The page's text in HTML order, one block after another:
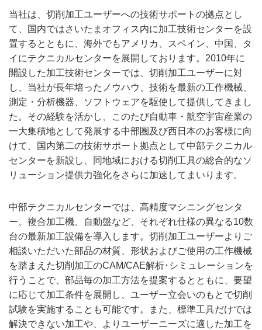
当社は、切削加工ユーザーへの技術サポートの拠点とし
て、国内ではさいたまオフィス内に加工技術センターを設
置するとともに、海外でもアメリカ、スペイン、中国、タ
イにテクニカルセンターを展開しております。2010年に
開設した加工技術センターでは、切削加工ユーザーに対
し、当社が長年培ったノウハウ、技術を最新の工作機械、
測定・分析機器、ソフトウェアを駆使して提供してきまし
た。その経験を活かし、このたび自動車・航空宇宙産業の
一大集積地として発展する中部圏及び西日本のお客様に向
けて、国内第二の技術サポート拠点として中部テクニカル
センターを新設し、同地域における切削工具の総合的なソ
リューション提供力強化をさらに加速してまいります。
中部テクニカルセンターでは、高精度マシニングセンタ
ー、複合加工機、自動盤など、それぞれ仕様の異なる10数
台の最新加工設備を導入します。切削加工ユーザーよりご
相談いただいた部品の材質、形状およびご使用の工作機械
を踏まえた切削加工のCAM/CAE解析･シミュレーションを
行うことで、部品毎の加工方法を提案するとともに、要望
に応じて加工条件を展開し、ユーザー立会いのもとで切削
試験を実施することも可能です。また、標準工具だけでは
解決できない加工や、よりユーザーニーズに適した加工を